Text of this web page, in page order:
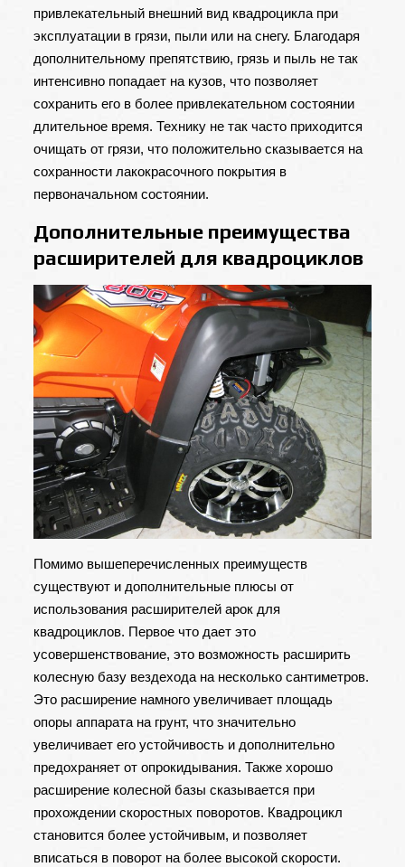
привлекательный внешний вид квадроцикла при
эксплуатации в грязи, пыли или на снегу. Благодаря
дополнительному препятствию, грязь и пыль не так
интенсивно попадает на кузов, что позволяет
сохранить его в более привлекательном состоянии
длительное время. Технику не так часто приходится
очищать от грязи, что положительно сказывается на
сохранности лакокрасочного покрытия в
первоначальном состоянии.
Дополнительные преимущества
расширителей для квадроциклов
Помимо вышеперечисленных преимуществ
существуют и дополнительные плюсы от
использования расширителей арок для
квадроциклов. Первое что дает это
усовершенствование, это возможность расширить
колесную базу вездехода на несколько сантиметров.
Это расширение намного увеличивает площадь
опоры аппарата на грунт, что значительно
увеличивает его устойчивость и дополнительно
предохраняет от опрокидывания. Также хорошо
расширение колесной базы сказывается при
прохождении скоростных поворотов. Квадроцикл
становится более устойчивым, и позволяет
вписаться в поворот на более высокой скорости.